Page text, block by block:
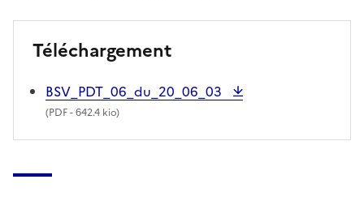
Téléchargement
BSV_PDT_06_du_20_06_03
(PDF- 642.4 kio)